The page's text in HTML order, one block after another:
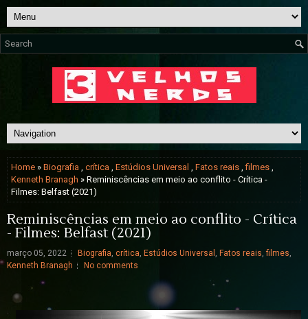
Home » Biografia , crítica , Estúdios Universal , Fatos reais ,filmes ,
Kenneth Branagh » Reminiscências em meio ao conflito - Crítica -
Filmes: Belfast (2021)
Reminiscências em meio ao conflito - Crítica
- Filmes: Belfast (2021)
março 05, 2022 Biografia, crítica, Estúdios Universal , Fatos reais,filmes,
Kenneth Branagh
No comments